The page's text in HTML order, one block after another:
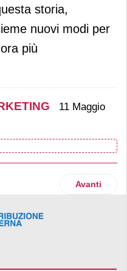
storia,
nuovi modi per
più
11 Maggio
in pista con Giorgia
Articolo
Avanti